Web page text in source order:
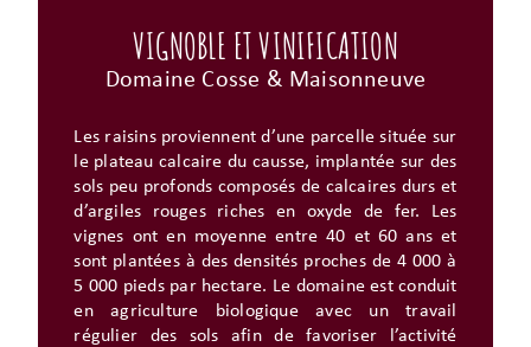
VIGNOBLE ET VINIFICATION
Domaine Cosse & Maisonneuve
Les raisins proviennent d’une parcelle située sur
le plateau calcaire du causse, implantée sur des
sols peu profonds composés de calcaires durs et
d’argiles rouges riches en oxyde de fer. Les
vignes ont en moyenne entre 40 et 60 ans et
sont plantées à des densités proches de 4 000 à
5 000 pieds par hectare. Le domaine est conduit
en agriculture biologique avec un travail
régulier des sols afin de favoriser l’activité